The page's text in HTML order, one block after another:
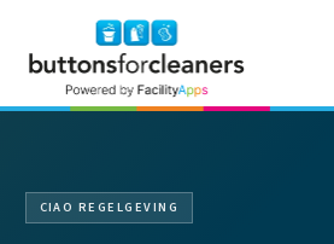
Ga naar hoofdinhoud
CIAO REGELGEVING